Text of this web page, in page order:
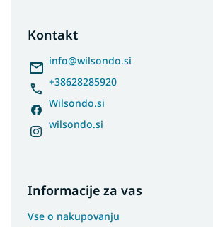
Kontakt
info@wilsondo.si
+38628285920
Wilsondo.si
wilsondo.si
Informacije za vas
Vse o nakupovanju